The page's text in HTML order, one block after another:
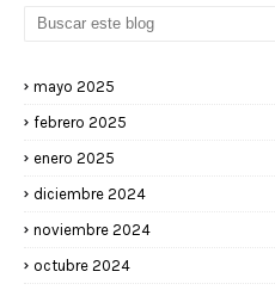
mayo 2025
febrero 2025
enero 2025
diciembre 2024
noviembre 2024
octubre 2024